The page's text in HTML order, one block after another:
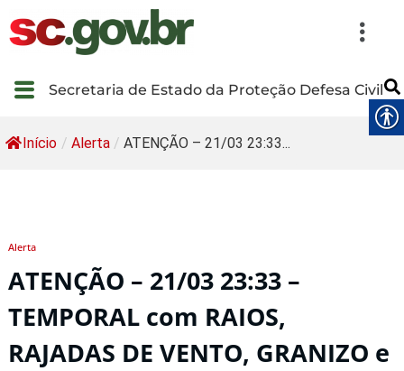
Secretaria de Estado da Proteção Defesa Civil
Início / Alerta / ATENÇÃO – 21/03 23:33...
Alerta
ATENÇÃO – 21/03 23:33 –
TEMPORAL com RAIOS,
RAJADAS DE VENTO, GRANIZO e